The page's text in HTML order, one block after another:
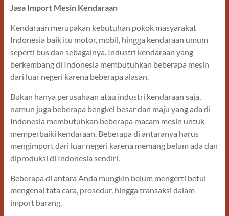
Jasa Import Mesin Kendaraan
Kendaraan merupakan kebutuhan pokok masyarakat
Indonesia baik itu motor, mobil, hingga kendaraan umum
seperti bus dan sebagainya. Industri kendaraan yang
berkembang di Indonesia membutuhkan beberapa mesin
dari luar negeri karena beberapa alasan.
Bukan hanya perusahaan atau industri kendaraan saja,
namun juga beberapa bengkel besar dan maju yang ada di
Indonesia membutuhkan beberapa macam mesin untuk
memperbaiki kendaraan. Beberapa di antaranya harus
mengimport dari luar negeri karena memang belum ada dan
diproduksi di Indonesia sendiri.
Beberapa di antara Anda mungkin belum mengerti betul
mengenai tata cara, prosedur, hingga transaksi dalam
import barang.